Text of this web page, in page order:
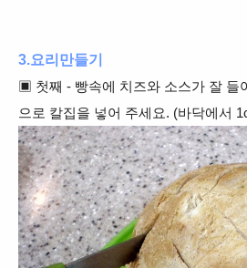
3.요리만들기
▣ 첫째 - 빵속에 치즈와 소스가 잘 들
으로 칼집을 넣어 주세요. (바닥에서